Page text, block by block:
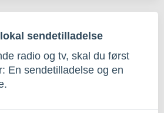
sendetilladelse
radio og tv, skal du først
En sendetilladelse og en